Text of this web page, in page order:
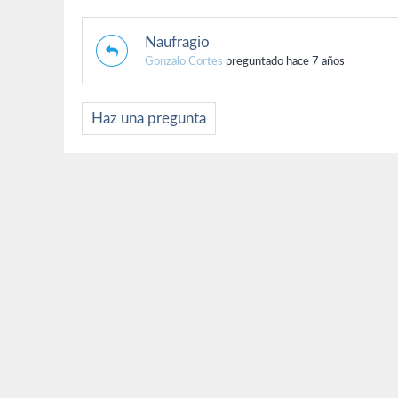
Naufragio
Gonzalo Cortes preguntado hace 7 años
Haz una pregunta